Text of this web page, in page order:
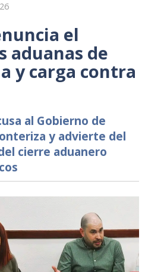
el
aduanas de
y carga contra
al Gobierno de
y advierte del
cierre aduanero